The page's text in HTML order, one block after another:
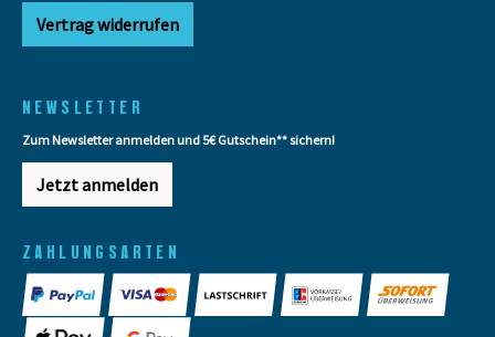
Vertrag widerrufen
NEWSLETTER
Zum Newsletter anmelden und 5€ Gutschein** sichern!
Jetzt anmelden
ZAHLUNGSARTEN